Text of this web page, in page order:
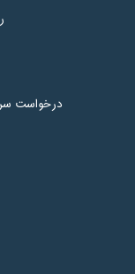
درخواست